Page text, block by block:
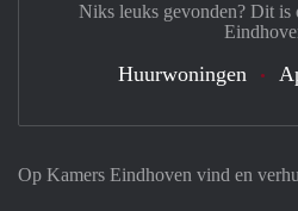
Op Kamers Eindhoven vind en
Niks leuks gevonden? Dit is
Huurwoningen